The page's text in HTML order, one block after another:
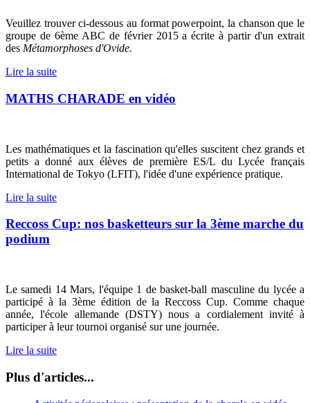
Veuillez trouver ci-dessous au format powerpoint, la chanson que le
groupe de 6ème ABC de février 2015 a écrite à partir d'un extrait
des Métamorphoses d'Ovide.
Lire la suite
MATHS CHARADE en vidéo
Les mathématiques et la fascination qu'elles suscitent chez grands et
petits a donné aux élèves de première ES/L du Lycée français
International de Tokyo (LFIT), l'idée d'une expérience pratique.
Lire la suite
Reccoss Cup: nos basketteurs sur la 3ème marche du
podium
Le samedi 14 Mars, l'équipe 1 de basket-ball masculine du lycée a
participé à la 3ème édition de la Reccoss Cup. Comme chaque
année, l'école allemande (DSTY) nous a cordialement invité à
participer à leur tournoi organisé sur une journée.
Lire la suite
Plus d'articles...